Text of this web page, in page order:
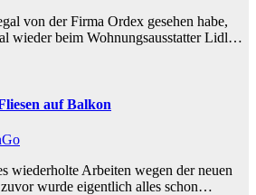
von der Firma Ordex gesehen habe,
wieder beim Wohnungsausstatter Lidl…
auf Balkon
wiederholte Arbeiten wegen der neuen
wurde eigentlich alles schon…